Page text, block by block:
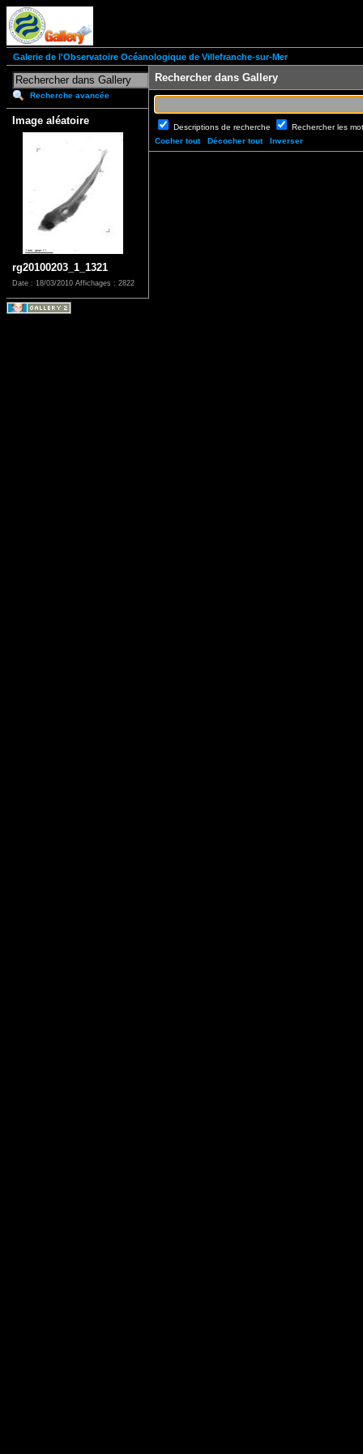
Galerie de l'Observatoire Océanologique de Villefranche-sur-Mer
Recherche avancée
Image aléatoire
rg20100203_1_1321
Date : 18/03/2010 Affichages : 2822
Rechercher dans Gallery
Descriptions de recherche
Rechercher les
Cocher tout
Décocher tout Inverser